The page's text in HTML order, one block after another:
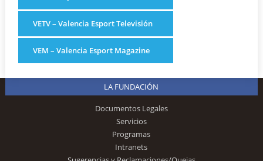
VETV – Valencia Esport Televisión
VEM – Valencia Esport Magazine
LA FUNDACIÓN
Documentos Legales
Servicios
Programas
Intranets